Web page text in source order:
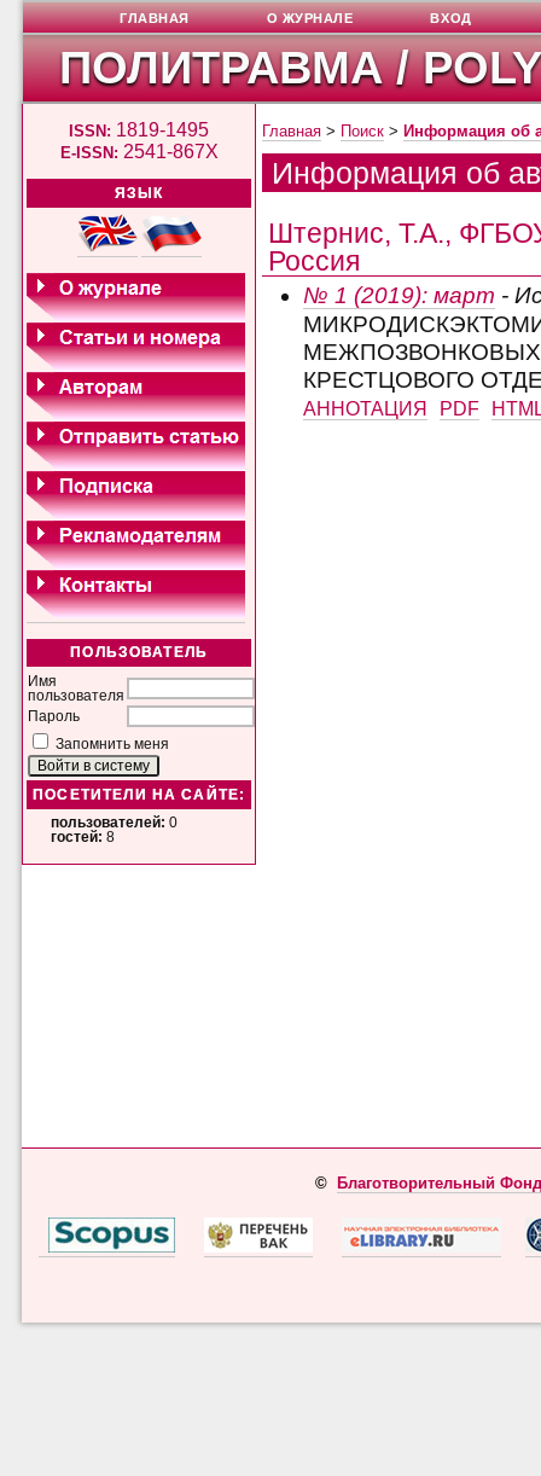
ПОЛИТРАВМА /
ISSN: 1819-1495
E-ISSN: 2541-867X
ЯЗЫК
ПОЛЬЗОВАТЕЛЬ
Имя
пользователя
Пароль
Запомнить меня
ПОСЕТИТЕЛИ НА САЙТЕ:
пользователей: 0
гостей: 8
ГЛАВНАЯ О ЖУРНАЛЕ ВХОД
Главная > Поиск > Информация об
Информация об
Штернис, Т.А.,
Россия
№ 1 (2019): март -
КРЕСТЦОВОГО
АННОТАЦИЯ PDF
© Благотворительный